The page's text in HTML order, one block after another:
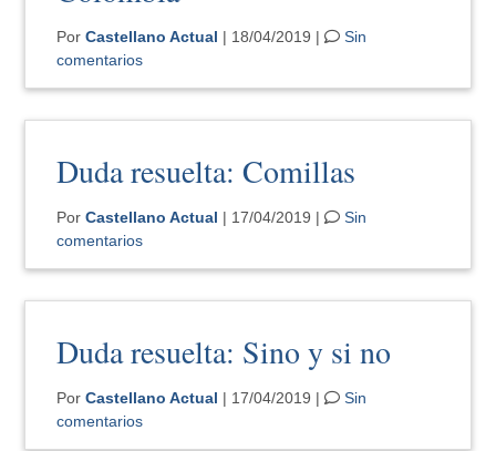
PorCastellano Actual | 18/04/2019 |
Sin
comentarios
Duda resuelta: Comillas
PorCastellano Actual | 17/04/2019 |
Sin
comentarios
Duda resuelta: Sino y si no
PorCastellano Actual | 17/04/2019 |
Sin
comentarios